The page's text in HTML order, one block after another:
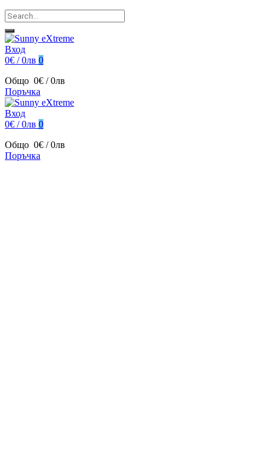
Вход
0€ / 0лв 0
Общо 0€ / 0лв
Поръчка
Вход
0€ / 0лв 0
Общо 0€ / 0лв
Поръчка